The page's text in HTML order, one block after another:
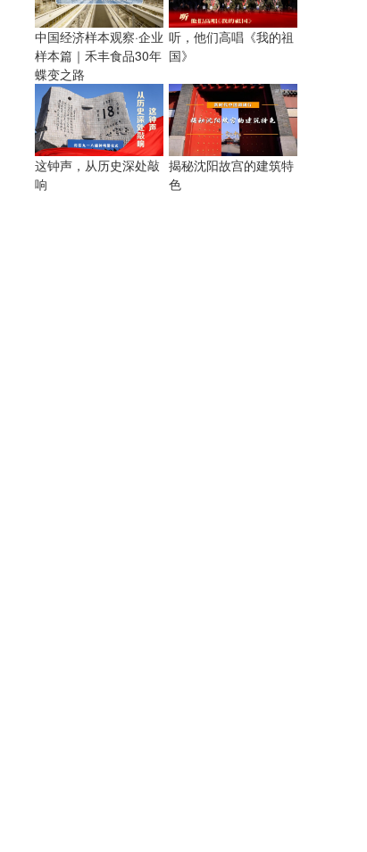
中国经济样本观察·企业
样本篇｜禾丰食品30年
蝶变之路
听，他们高唱《我的祖
国》
这钟声，从历史深处敲
响
揭秘沈阳故宫的建筑特
色